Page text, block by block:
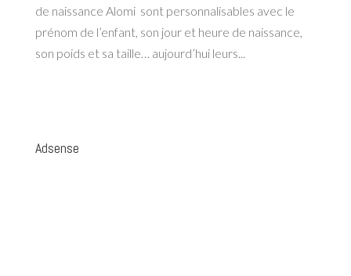
de naissance Alomi sont personnalisables avec le
prénom de l’enfant, son jour et heure de naissance,
son poids et sa taille… aujourd’hui leurs...
Adsense